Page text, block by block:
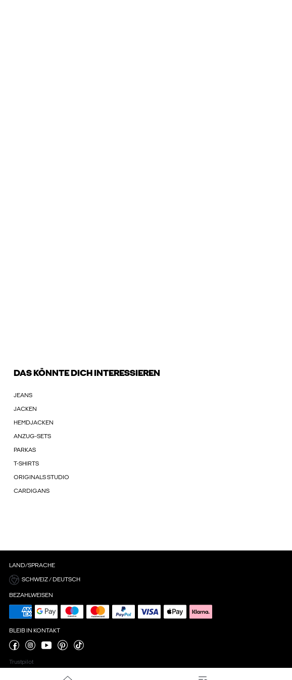
DAS KÖNNTE DICH INTERESSIEREN
JEANS
JACKEN
HEMDJACKEN
ANZUG-SETS
PARKAS
T-SHIRTS
ORIGINALS STUDIO
CARDIGANS
LAND/SPRACHE
SCHWEIZ / DEUTSCH
BEZAHLWEISEN
BLEIB IN KONTAKT
Trustpilot